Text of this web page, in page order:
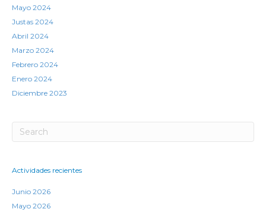
Mayo 2024
Justas 2024
Abril 2024
Marzo 2024
Febrero 2024
Enero 2024
Diciembre 2023
Actividades recientes
Junio 2026
Mayo 2026